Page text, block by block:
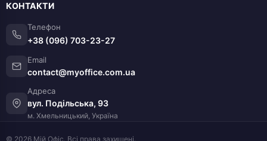
КОНТАКТИ
Телефон
+38 (096) 703-23-27
Email
contact@myoffice.com.ua
Адреса
вул. Подільська, 93
м. Хмельницький, Україна
© 2026 Мій Офіс. Всі права захищені.